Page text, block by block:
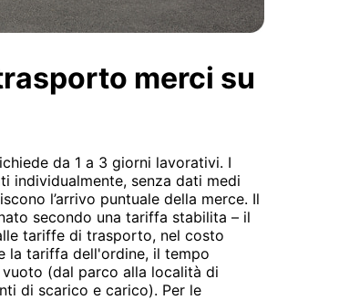
merci su
da 1 a 3 giorni lavorativi. I
individualmente, senza dati medi
l’arrivo puntuale della merce. Il
secondo una tariffa stabilita – il
tariffe di trasporto, nel costo
la tariffa dell'ordine, il tempo
(dal parco alla località di
di scarico e carico). Per le